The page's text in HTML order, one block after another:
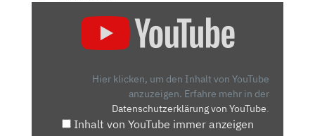
Hier klicken, um den Inhalt von YouTube
anzuzeigen. Erfahre mehr in der
Datenschutzerklärung von YouTube.
Inhalt von YouTube immer anzeigen